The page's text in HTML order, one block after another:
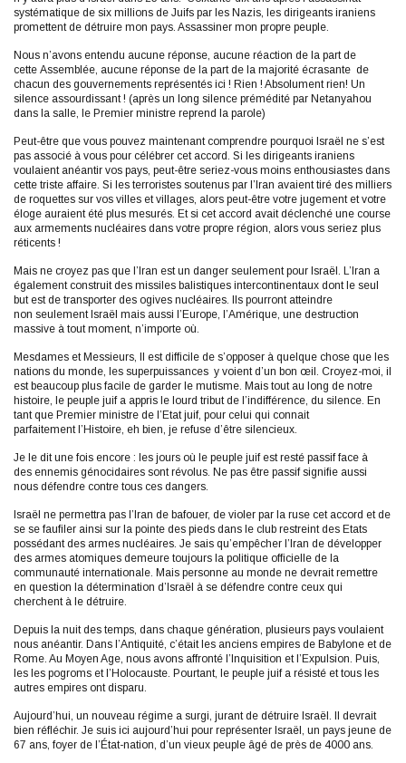
systématique de six millions de Juifs par les Nazis, les dirigeants iraniens
promettent de détruire mon pays. Assassiner mon propre peuple.
Nous n’avons entendu aucune réponse, aucune réaction de la part de
cette Assemblée, aucune réponse de la part de la majorité écrasante de
chacun des gouvernements représentés ici ! Rien ! Absolument rien! Un
silence assourdissant ! (après un long silence prémédité par Netanyahou
dans la salle, le Premier ministre reprend la parole)
Peut-être que vous pouvez maintenant comprendre pourquoi Israël ne s’est
pas associé à vous pour célébrer cet accord. Si les dirigeants iraniens
voulaient anéantir vos pays, peut-être seriez-vous moins enthousiastes dans
cette triste affaire. Si les terroristes soutenus par l’Iran avaient tiré des milliers
de roquettes sur vos villes et villages, alors peut-être votre jugement et votre
éloge auraient été plus mesurés. Et si cet accord avait déclenché une course
aux armements nucléaires dans votre propre région, alors vous seriez plus
réticents !
Mais ne croyez pas que l’Iran est un danger seulement pour Israël. L’Iran a
également construit des missiles balistiques intercontinentaux dont le seul
but est de transporter des ogives nucléaires. Ils pourront atteindre
non seulement Israël mais aussi l’Europe, l’Amérique, une destruction
massive à tout moment, n’importe où.
Mesdames et Messieurs, Il est difficile de s’opposer à quelque chose que les
nations du monde, les superpuissances y voient d’un bon œil. Croyez-moi, il
est beaucoup plus facile de garder le mutisme. Mais tout au long de notre
histoire, le peuple juif a appris le lourd tribut de l’indifférence, du silence. En
tant que Premier ministre de l’Etat juif, pour celui qui connait
parfaitement l’Histoire, eh bien, je refuse d’être silencieux.
Je le dit une fois encore : les jours où le peuple juif est resté passif face à
des ennemis génocidaires sont révolus. Ne pas être passif signifie aussi
nous défendre contre tous ces dangers.
Israël ne permettra pas l’Iran de bafouer, de violer par la ruse cet accord et de
se se faufiler ainsi sur la pointe des pieds dans le club restreint des Etats
possédant des armes nucléaires. Je sais qu’empêcher l’Iran de développer
des armes atomiques demeure toujours la politique officielle de la
communauté internationale. Mais personne au monde ne devrait remettre
en question la détermination d’Israël à se défendre contre ceux qui
cherchent à le détruire.
Depuis la nuit des temps, dans chaque génération, plusieurs pays voulaient
nous anéantir. Dans l’Antiquité, c’était les anciens empires de Babylone et de
Rome. Au Moyen Age, nous avons affronté l’Inquisition et l’Expulsion. Puis,
les les pogroms et l’Holocauste. Pourtant, le peuple juif a résisté et tous les
autres empires ont disparu.
Aujourd’hui, un nouveau régime a surgi, jurant de détruire Israël. Il devrait
bien réfléchir. Je suis ici aujourd’hui pour représenter Israël, un pays jeune de
67 ans, foyer de l’État-nation, d’un vieux peuple âgé de près de 4000 ans.